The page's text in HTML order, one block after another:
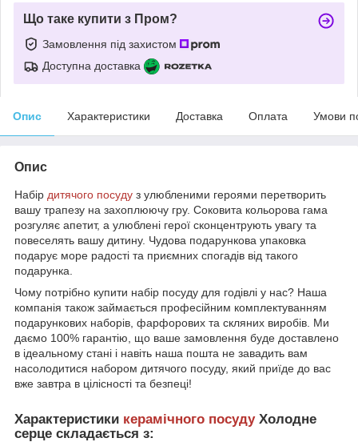
Що таке купити з Пром?
Замовлення під захистом
Доступна доставка
Опис Характеристики Доставка Оплата Умови
Опис
Набір дитячого посуду з улюбленими героями перетворить
вашу трапезу на захоплюючу гру. Соковита кольорова гама
розгуляє апетит, а улюблені герої сконцентрують увагу та
повеселять вашу дитину. Чудова подарункова упаковка
подарує море радості та приємних спогадів від такого
подарунка.
Чому потрібно купити набір посуду для годівлі у нас? Наша
компанія також займається професійним комплектуванням
подарункових наборів, фарфорових та скляних виробів. Ми
даємо 100% гарантію, що ваше замовлення буде доставлено
в ідеальному стані і навіть наша пошта не завадить вам
насолодитися набором дитячого посуду, який приїде до вас
вже завтра в цілісності та безпеці!
Характеристики керамічного посудуХолодне
серце складається з: